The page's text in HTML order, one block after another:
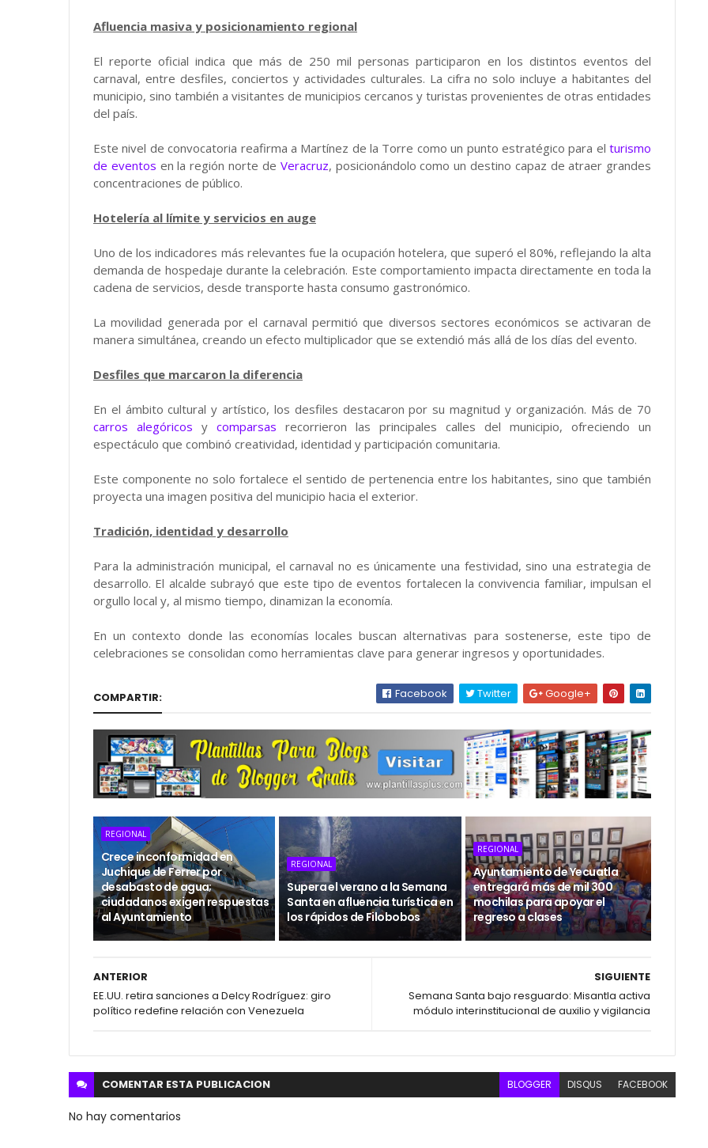
Afluencia masiva y posicionamiento regional
El reporte oficial indica que más de 250 mil personas participaron en los distintos eventos del
carnaval, entre desfiles, conciertos y actividades culturales. La cifra no solo incluye a habitantes del
municipio, sino también a visitantes de municipios cercanos y turistas provenientes de otras entidades
del país.
Este nivel de convocatoria reafirma a Martínez de la Torre como un punto estratégico para elturismo
de eventos en la región norte de Veracruz, posicionándolo como un destino capaz de atraer grandes
concentraciones de público.
Hotelería al límite y servicios en auge
Uno de los indicadores más relevantes fue la ocupación hotelera, que superó el 80%, reflejando la alta
demanda de hospedaje durante la celebración. Este comportamiento impacta directamente en toda la
cadena de servicios, desde transporte hasta consumo gastronómico.
La movilidad generada por el carnaval permitió que diversos sectores económicos se activaran de
manera simultánea, creando un efecto multiplicador que se extendió más allá de los días del evento.
Desfiles que marcaron la diferencia
En el ámbito cultural y artístico, los desfiles destacaron por su magnitud y organización. Más de 70
carros alegóricos ycomparsas recorrieron las principales calles del municipio, ofreciendo un
espectáculo que combinó creatividad, identidad y participación comunitaria.
Este componente no solo fortalece el sentido de pertenencia entre los habitantes, sino que también
proyecta una imagen positiva del municipio hacia el exterior.
Tradición, identidad y desarrollo
Para la administración municipal, el carnaval no es únicamente una festividad, sino una estrategia de
desarrollo. El alcalde subrayó que este tipo de eventos fortalecen la convivencia familiar, impulsan el
orgullo local y, al mismo tiempo, dinamizan la economía.
En un contexto donde las economías locales buscan alternativas para sostenerse, este tipo de
celebraciones se consolidan como herramientas clave para generar ingresos y oportunidades.
COMPARTIR: Facebook Twitter Google+
REGIONAL
Crece inconformidad en
Juchique de Ferrer por
desabasto de agua;
ciudadanos exigen respuestas
al Ayuntamiento
REGIONAL
Supera el verano a la Semana
Santa en afluencia turística en
los rápidos de Filobobos
REGIONAL
Ayuntamiento de Yecuatla
entregará más de mil 300
mochilas para apoyar el
regreso a clases
SIGUIENTE
Semana Santa bajo resguardo: Misantla activa
módulo interinstitucional de auxilio y vigilancia
ANTERIOR
EE.UU. retira sanciones a Delcy Rodríguez: giro
político redefine relación con Venezuela
COMENTAR ESTA PUBLICACION BLOGGER DISQUS FACEBOOK
No hay comentarios